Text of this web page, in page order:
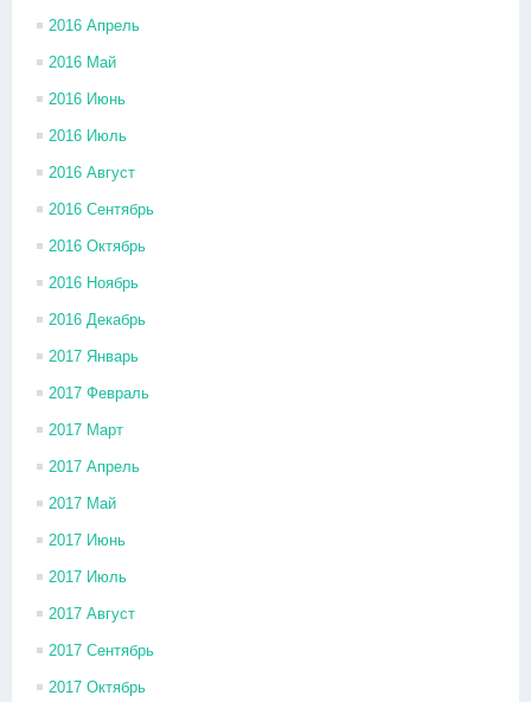
2016 Апрель
2016 Май
2016 Июнь
2016 Июль
2016 Август
2016 Сентябрь
2016 Октябрь
2016 Ноябрь
2016 Декабрь
2017 Январь
2017 Февраль
2017 Март
2017 Апрель
2017 Май
2017 Июнь
2017 Июль
2017 Август
2017 Сентябрь
2017 Октябрь